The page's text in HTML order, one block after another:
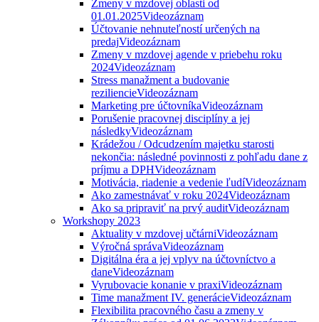
Zmeny v mzdovej oblasti od
01.01.2025Videozáznam
Účtovanie nehnuteľností určených na
predajVideozáznam
Zmeny v mzdovej agende v priebehu roku
2024Videozáznam
Stress manažment a budovanie
reziliencieVideozáznam
Marketing pre účtovníkaVideozáznam
Porušenie pracovnej disciplíny a jej
následkyVideozáznam
Krádežou / Odcudzením majetku starosti
nekončia: následné povinnosti z pohľadu dane z
príjmu a DPHVideozáznam
Motivácia, riadenie a vedenie ľudíVideozáznam
Ako zamestnávať v roku 2024Videozáznam
Ako sa pripraviť na prvý auditVideozáznam
Workshopy 2023
Aktuality v mzdovej učtárniVideozáznam
Výročná správaVideozáznam
Digitálna éra a jej vplyv na účtovníctvo a
daneVideozáznam
Vyrubovacie konanie v praxiVideozáznam
Time manažment IV. generácieVideozáznam
Flexibilita pracovného času a zmeny v